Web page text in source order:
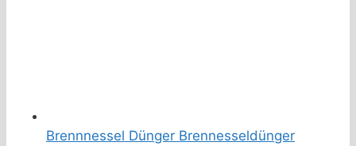
Brennnessel Dünger Brennesseldünger